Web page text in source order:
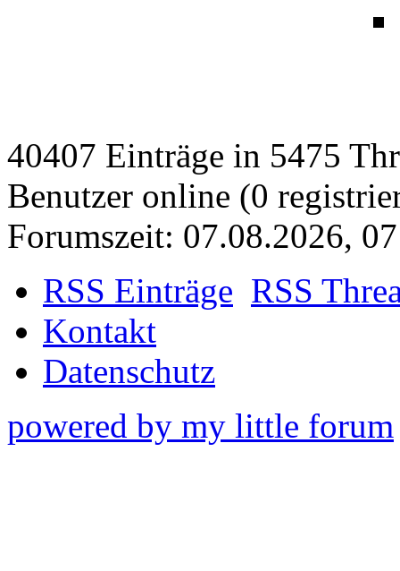
40407 Einträge in 5475
Benutzer online (0
Forumszeit: 07.08.2026,
RSS Einträge RSS
Kontakt
Datenschutz
powered by my little forum